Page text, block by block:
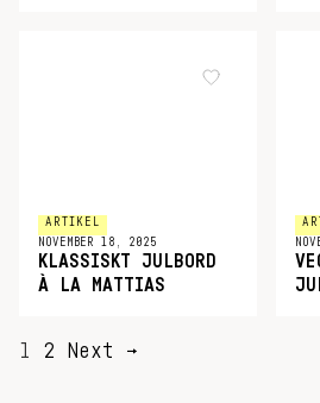
ARTIKEL
NOVEMBER 18, 2025
KLASSISKT JULBORD
À LA MATTIAS
SIDNUMRERING
1 2 Next →